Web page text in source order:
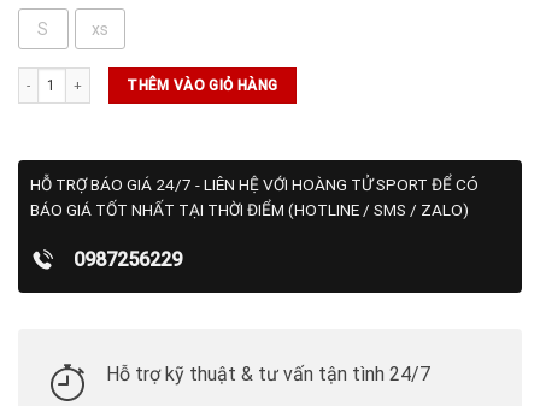
S xs
Áo Wilson Men's Core Parkside Crew số lượng
THÊM VÀO GIỎ HÀNG
HỖ TRỢ BÁO GIÁ 24/7 - LIÊN HỆ VỚI HOÀNG TỬ SPORT ĐỂ CÓ
BÁO GIÁ TỐT NHẤT TẠI THỜI ĐIỂM (HOTLINE / SMS / ZALO)
0987256229
Hỗ trợ kỹ thuật & tư vấn tận tình 24/7